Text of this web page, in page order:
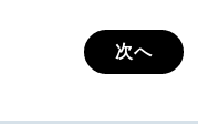
次へ